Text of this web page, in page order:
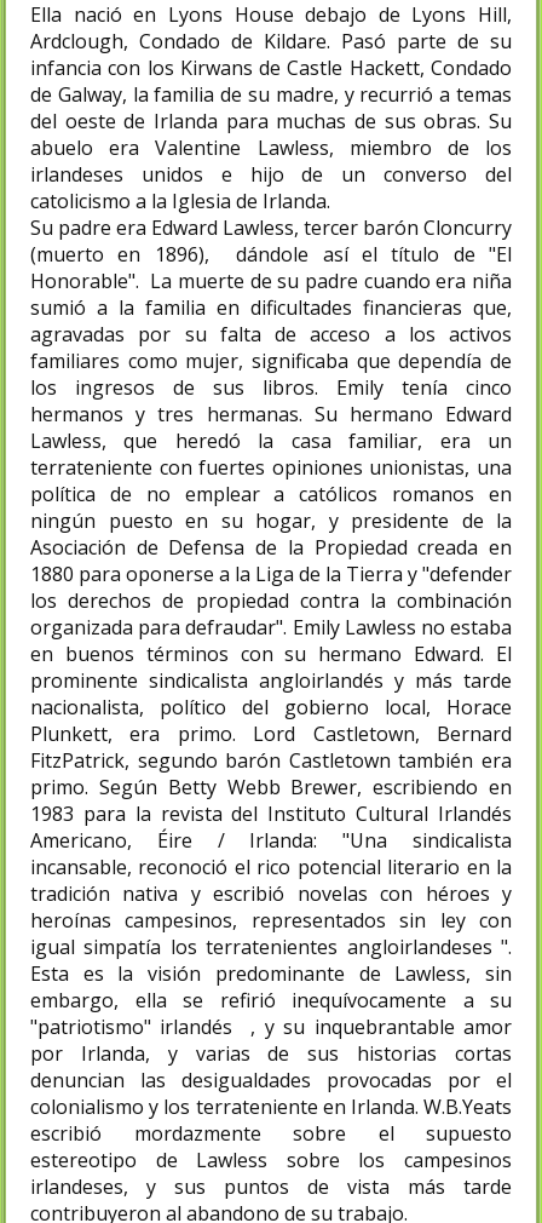
Ella nació en Lyons House debajo de Lyons Hill,
Ardclough, Condado de Kildare. Pasó parte de su
infancia con los Kirwans de Castle Hackett, Condado
de Galway, la familia de su madre, y recurrió a temas
del oeste de Irlanda para muchas de sus obras. Su
abuelo era Valentine Lawless, miembro de los
irlandeses unidos e hijo de un converso del
catolicismo a la Iglesia de Irlanda.
Su padre era Edward Lawless, tercer barón Cloncurry
(muerto en 1896), dándole así el título de "El
Honorable". La muerte de su padre cuando era niña
sumió a la familia en dificultades financieras que,
agravadas por su falta de acceso a los activos
familiares como mujer, significaba que dependía de
los ingresos de sus libros. Emily tenía cinco
hermanos y tres hermanas. Su hermano Edward
Lawless, que heredó la casa familiar, era un
terrateniente con fuertes opiniones unionistas, una
política de no emplear a católicos romanos en
ningún puesto en su hogar, y presidente de la
Asociación de Defensa de la Propiedad creada en
1880 para oponerse a la Liga de la Tierra y "defender
los derechos de propiedad contra la combinación
organizada para defraudar". Emily Lawless no estaba
en buenos términos con su hermano Edward. El
prominente sindicalista angloirlandés y más tarde
nacionalista, político del gobierno local, Horace
Plunkett, era primo. Lord Castletown, Bernard
FitzPatrick, segundo barón Castletown también era
primo. Según Betty Webb Brewer, escribiendo en
1983 para la revista del Instituto Cultural Irlandés
Americano, Éire / Irlanda: "Una sindicalista
incansable, reconoció el rico potencial literario en la
tradición nativa y escribió novelas con héroes y
heroínas campesinos, representados sin ley con
igual simpatía los terratenientes angloirlandeses ".
Esta es la visión predominante de Lawless, sin
embargo, ella se refirió inequívocamente a su
"patriotismo" irlandés , y su inquebrantable amor
por Irlanda, y varias de sus historias cortas
denuncian las desigualdades provocadas por el
colonialismo y los terrateniente en Irlanda. W.B.Yeats
escribió mordazmente sobre el supuesto
estereotipo de Lawless sobre los campesinos
irlandeses, y sus puntos de vista más tarde
contribuyeron al abandono de su trabajo.